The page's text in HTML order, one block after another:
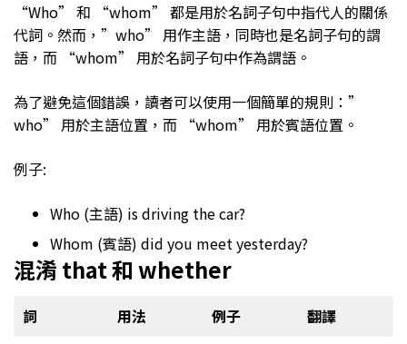
“Who” 和 “whom” 都是用於名詞子句中指代人的關係
代詞。然而，”who” 用作主語，同時也是名詞子句的謂
語，而 “whom” 用於名詞子句中作為謂語。
為了避免這個錯誤，讀者可以使用一個簡單的規則：”
who” 用於主語位置，而 “whom” 用於賓語位置。
例子:
Who (主語) is driving the car?
Whom (賓語) did you meet yesterday?
混淆 that 和 whether
詞 用法 例子
翻譯